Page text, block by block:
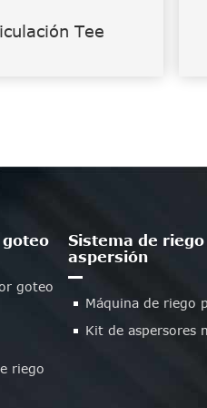
Tee
goteo
riego
Sistema de
aspersión
Máquina de riego
Kit de aspersores